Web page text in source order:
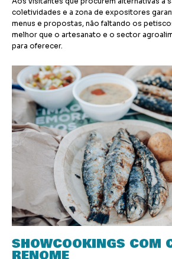
coletividades e a zona de expositores
menus e propostas, não faltando os
melhor que o artesanato e o sector
para oferecer.
SHOWCOOKINGS COM